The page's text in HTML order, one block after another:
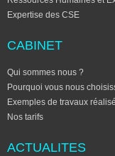
Expertise des CSE
CABINET
Qui sommes nous ?
Pourquoi vous nous
Exemples de travaux
Nos tarifs
ACTUALITES